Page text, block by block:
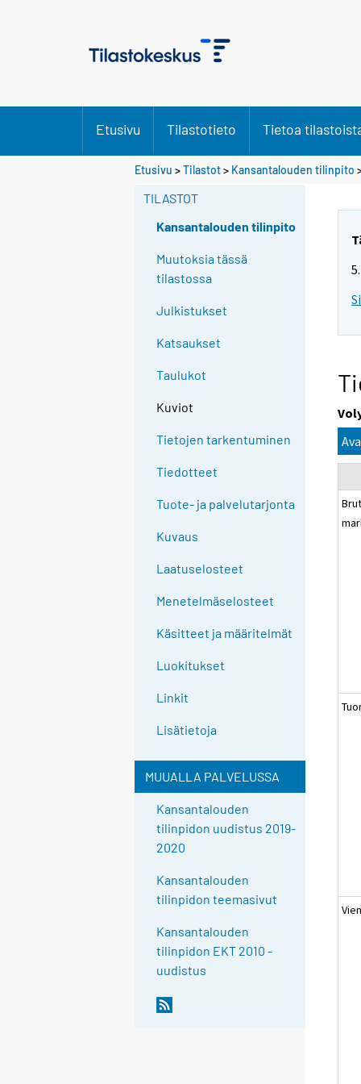
Etusivu Tilastotieto Tietoa
Etusivu >Tilastot> Kansantalouden tilinpito
TILASTOT
Kansantalouden tilinpito
Muutoksia tässä
tilastossa
Julkistukset
Katsaukset
Taulukot
Kuviot
Tietojen tarkentuminen
Tiedotteet
Tuote- ja palvelutarjonta
Kuvaus
Laatuselosteet
Menetelmäselosteet
Käsitteet ja määritelmät
Luokitukset
Linkit
Lisätietoja
MUUALLA PALVELUSSA
Kansantalouden
tilinpidon uudistus 2019-
2020
Kansantalouden
tilinpidon teemasivut
Kansantalouden
tilinpidon EKT 2010 -
uudistus